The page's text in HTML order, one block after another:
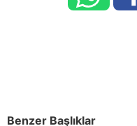
Benzer Başlıklar